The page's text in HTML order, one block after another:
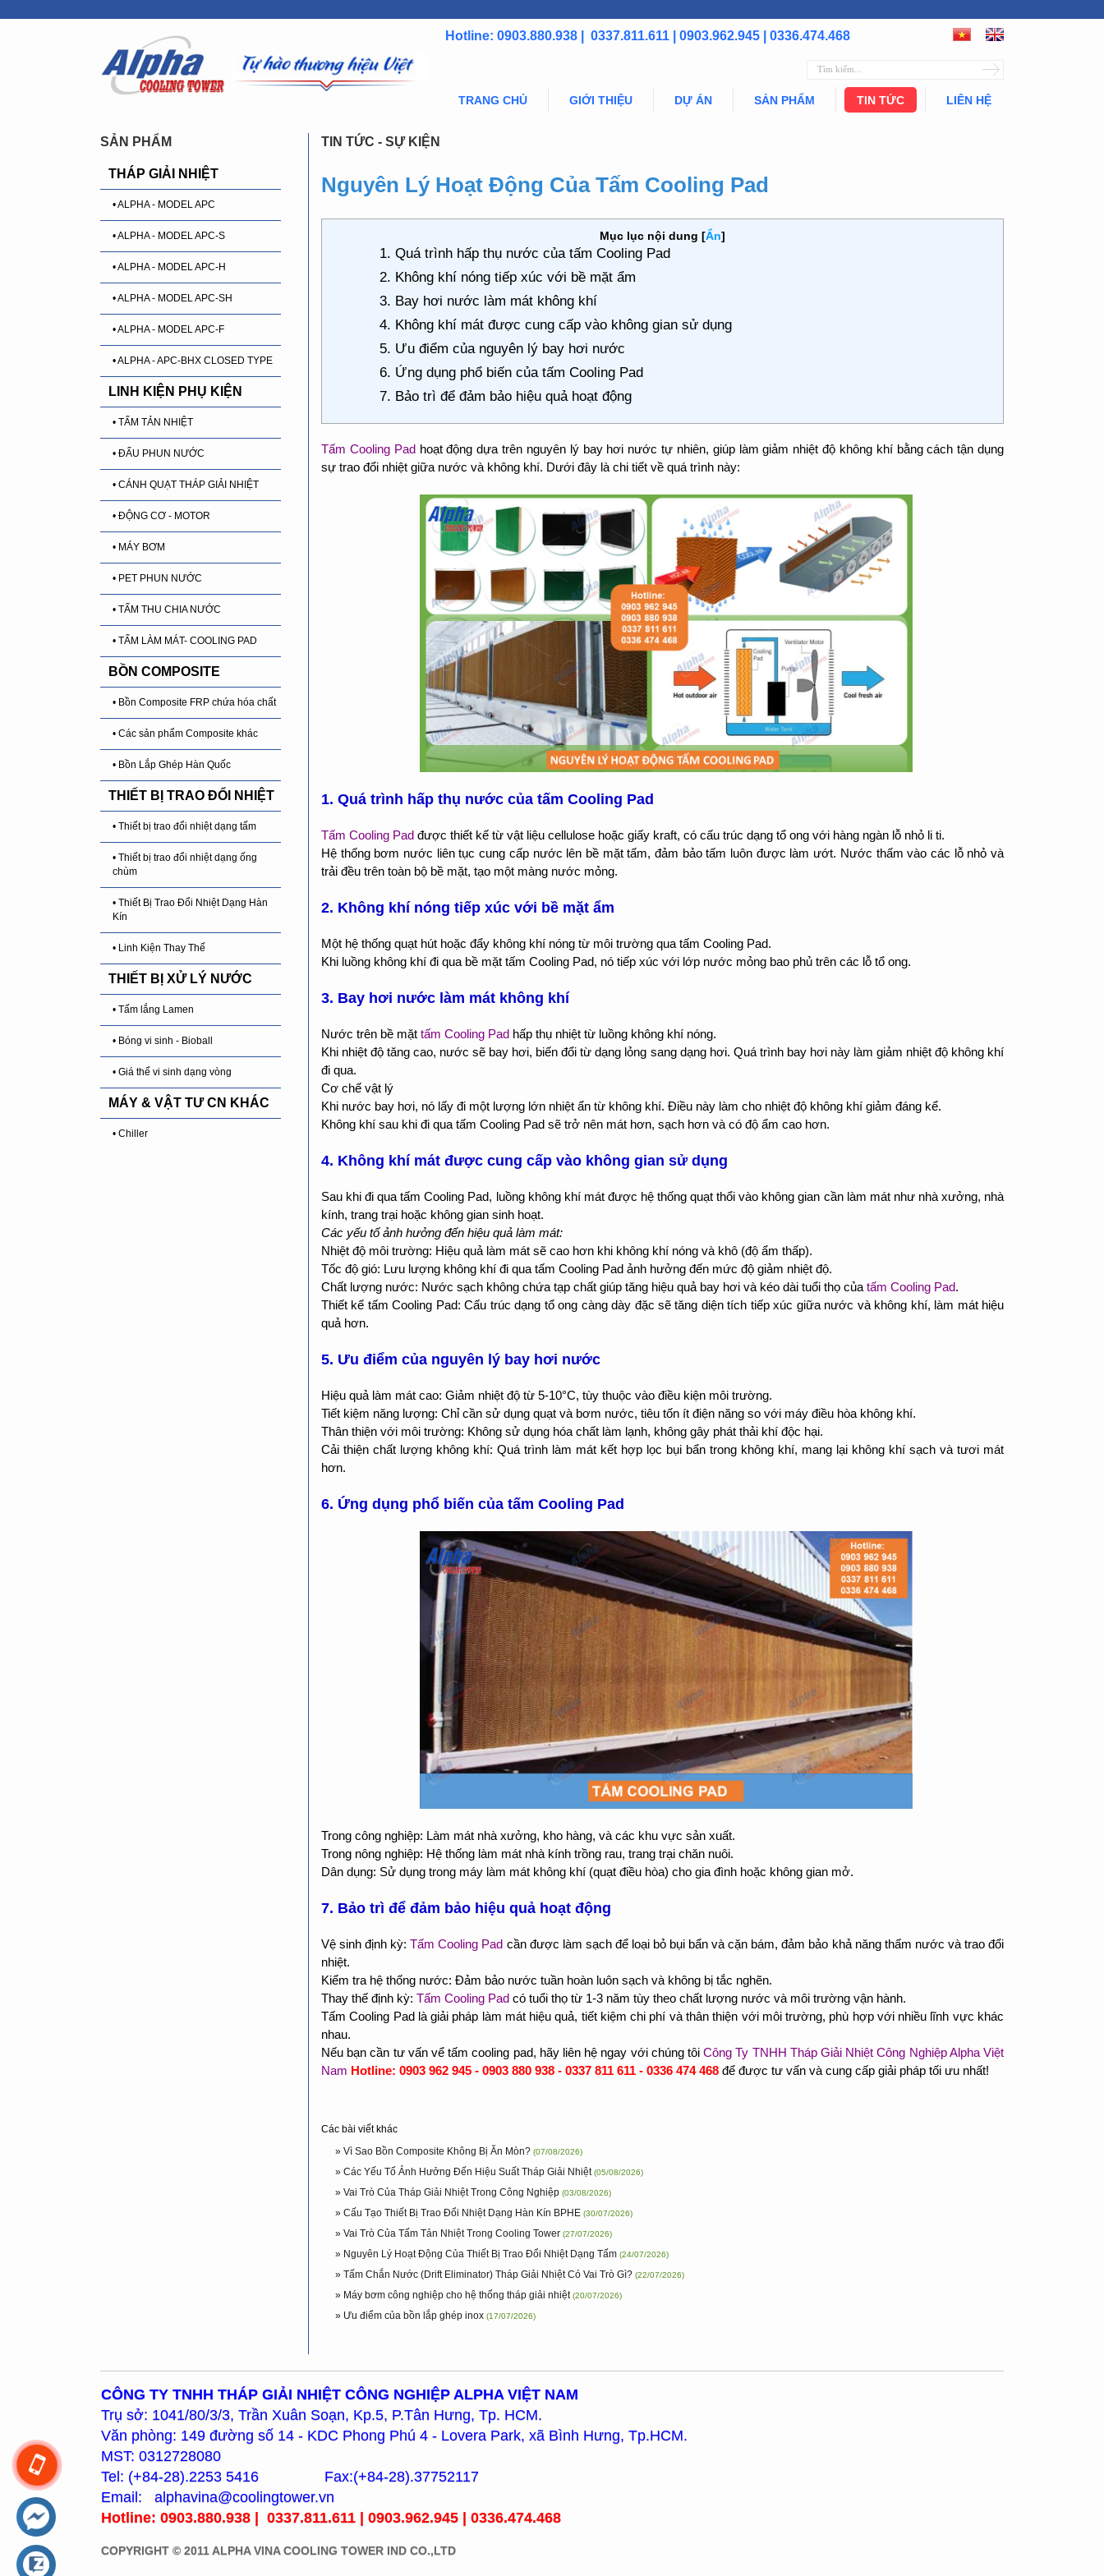
Hotline: 0903.880.938 | 0337.811.611 | 0903.962.945 | 0336.474.468
TRANG CHỦ GIỚI THIỆU DỰ ÁN SẢN PHẨM TIN TỨC LIÊN HỆ
TIN TỨC - SỰ KIỆN
Nguyên Lý Hoạt Động Của Tấm Cooling Pad
Mục lục nội dung [Ẩn]
1. Quá trình hấp thụ nước của tấm Cooling Pad
2. Không khí nóng tiếp xúc với bề mặt ẩm
3. Bay hơi nước làm mát không khí
4. Không khí mát được cung cấp vào không gian sử dụng
5. Ưu điểm của nguyên lý bay hơi nước
6. Ứng dụng phổ biến của tấm Cooling Pad
7. Bảo trì để đảm bảo hiệu quả hoạt động
Tấm Cooling Padhoạt động dựa trên nguyên lý bay hơi nước tự nhiên, giúp làm giảm nhiệt độ không khí bằng cách tận dụng
sự trao đổi nhiệt giữa nước và không khí. Dưới đây là chi tiết về quá trình này:
1. Quá trình hấp thụ nước của tấm Cooling Pad
Tấm Cooling Pad được thiết kế từ vật liệu cellulose hoặc giấy kraft, có cấu trúc dạng tổ ong với hàng ngàn lỗ nhỏ li ti.
Hệ thống bơm nước liên tục cung cấp nước lên bề mặt tấm, đảm bảo tấm luôn được làm ướt. Nước thấm vào các lỗ nhỏ và
trải đều trên toàn bộ bề mặt, tạo một màng nước mỏng.
2. Không khí nóng tiếp xúc với bề mặt ẩm
Một hệ thống quạt hút hoặc đẩy không khí nóng từ môi trường qua tấm Cooling Pad.
Khi luồng không khí đi qua bề mặt tấm Cooling Pad, nó tiếp xúc với lớp nước mỏng bao phủ trên các lỗ tổ ong.
3. Bay hơi nước làm mát không khí
Nước trên bề mặt tấm Cooling Pad hấp thụ nhiệt từ luồng không khí nóng.
Khi nhiệt độ tăng cao, nước sẽ bay hơi, biến đổi từ dạng lỏng sang dạng hơi. Quá trình bay hơi này làm giảm nhiệt độ không khí
đi qua.
Cơ chế vật lý
Khi nước bay hơi, nó lấy đi một lượng lớn nhiệt ẩn từ không khí. Điều này làm cho nhiệt độ không khí giảm đáng kể.
Không khí sau khi đi qua tấm Cooling Pad sẽ trở nên mát hơn, sạch hơn và có độ ẩm cao hơn.
4. Không khí mát được cung cấp vào không gian sử dụng
Sau khi đi qua tấm Cooling Pad, luồng không khí mát được hệ thống quạt thổi vào không gian cần làm mát như nhà xưởng, nhà
kính, trang trại hoặc không gian sinh hoạt.
Các yếu tố ảnh hưởng đến hiệu quả làm mát:
Nhiệt độ môi trường: Hiệu quả làm mát sẽ cao hơn khi không khí nóng và khô (độ ẩm thấp).
Tốc độ gió: Lưu lượng không khí đi qua tấm Cooling Pad ảnh hưởng đến mức độ giảm nhiệt độ.
Chất lượng nước: Nước sạch không chứa tạp chất giúp tăng hiệu quả bay hơi và kéo dài tuổi thọ của tấm Cooling Pad.
Thiết kế tấm Cooling Pad: Cấu trúc dạng tổ ong càng dày đặc sẽ tăng diện tích tiếp xúc giữa nước và không khí, làm mát hiệu
quả hơn.
5. Ưu điểm của nguyên lý bay hơi nước
Hiệu quả làm mát cao: Giảm nhiệt độ từ 5-10°C, tùy thuộc vào điều kiện môi trường.
Tiết kiệm năng lượng: Chỉ cần sử dụng quạt và bơm nước, tiêu tốn ít điện năng so với máy điều hòa không khí.
Thân thiện với môi trường: Không sử dụng hóa chất làm lạnh, không gây phát thải khí độc hại.
Cải thiện chất lượng không khí: Quá trình làm mát kết hợp lọc bụi bẩn trong không khí, mang lại không khí sạch và tươi mát
hơn.
6. Ứng dụng phổ biến của tấm Cooling Pad
Trong công nghiệp: Làm mát nhà xưởng, kho hàng, và các khu vực sản xuất.
Trong nông nghiệp: Hệ thống làm mát nhà kính trồng rau, trang trại chăn nuôi.
Dân dụng: Sử dụng trong máy làm mát không khí (quạt điều hòa) cho gia đình hoặc không gian mở.
7. Bảo trì để đảm bảo hiệu quả hoạt động
Vệ sinh định kỳ:Tấm Cooling Pad cần được làm sạch để loại bỏ bụi bẩn và cặn bám, đảm bảo khả năng thấm nước và trao đổi
nhiệt.
Kiểm tra hệ thống nước: Đảm bảo nước tuần hoàn luôn sạch và không bị tắc nghẽn.
Thay thế định kỳ: Tấm Cooling Pad có tuổi thọ từ 1-3 năm tùy theo chất lượng nước và môi trường vận hành.
Tấm Cooling Pad là giải pháp làm mát hiệu quả, tiết kiệm chi phí và thân thiện với môi trường, phù hợp với nhiều lĩnh vực khác
nhau.
Nếu bạn cần tư vấn vể tấm cooling pad, hãy liên hệ ngay với chúng tôiCông Ty TNHH Tháp Giải Nhiệt Công Nghiệp Alpha Việt
Nam Hotline: 0903 962 945 - 0903 880 938 - 0337 811 611 - 0336 474 468 để được tư vấn và cung cấp giải pháp tối ưu nhất!
Các bài viết khác
» Vì Sao Bồn Composite Không Bị Ăn Mòn? (07/08/2026)
» Các Yếu Tố Ảnh Hưởng Đến Hiệu Suất Tháp Giải Nhiệt(05/08/2026)
» Vai Trò Của Tháp Giải Nhiệt Trong Công Nghiệp (03/08/2026)
» Cấu Tạo Thiết Bị Trao Đổi Nhiệt Dạng Hàn Kín BPHE (30/07/2026)
» Vai Trò Của Tấm Tản Nhiệt Trong Cooling Tower (27/07/2026)
» Nguyên Lý Hoạt Động Của Thiết Bị Trao Đổi Nhiệt Dạng Tấm (24/07/2026)
» Tấm Chắn Nước (Drift Eliminator) Tháp Giải Nhiệt Có Vai Trò Gì? (22/07/2026)
» Máy bơm công nghiệp cho hệ thống tháp giải nhiệt(20/07/2026)
» Ưu điểm của bồn lắp ghép inox (17/07/2026)
SẢN PHẨM
THÁP GIẢI NHIỆT
• ALPHA - MODEL APC
• ALPHA - MODEL APC-S
• ALPHA - MODEL APC-H
• ALPHA - MODEL APC-SH
• ALPHA - MODEL APC-F
• ALPHA - APC-BHX CLOSED TYPE
LINH KIỆN PHỤ KIỆN
• TẤM TẢN NHIỆT
• ĐẤU PHUN NƯỚC
• CÁNH QUẠT THÁP GIẢI NHIỆT
• ĐỘNG CƠ - MOTOR
• MÁY BƠM
• PET PHUN NƯỚC
• TẤM THU CHIA NƯỚC
• TẤM LÀM MÁT- COOLING PAD
BỒN COMPOSITE
• Bồn Composite FRP chứa hóa chất
• Các sản phẩm Composite khác
• Bồn Lắp Ghép Hàn Quốc
THIẾT BỊ TRAO ĐỔI NHIỆT
• Thiết bị trao đổi nhiệt dạng tấm
• Thiết bị trao đổi nhiệt dạng ống
chùm
• Thiết Bị Trao Đổi Nhiệt Dạng Hàn
Kín
• Linh Kiện Thay Thế
THIẾT BỊ XỬ LÝ NƯỚC
• Tấm lắng Lamen
• Bóng vi sinh - Bioball
• Giá thể vi sinh dạng vòng
MÁY & VẬT TƯ CN KHÁC
• Chiller
CÔNG TY TNHH THÁP GIẢI NHIỆT CÔNG NGHIỆP ALPHA VIỆT NAM
Trụ sở: 1041/80/3/3, Trần Xuân Soạn, Kp.5, P.Tân Hưng, Tp. HCM.
Văn phòng: 149 đường số 14 - KDC Phong Phú 4 - Lovera Park, xã Bình Hưng, Tp.HCM.
MST: 0312728080
Tel: (+84-28).2253 5416 Fax:(+84-28).37752117
Email: alphavina@coolingtower.vn
Hotline: 0903.880.938 | 0337.811.611 | 0903.962.945 | 0336.474.468
COPYRIGHT © 2011 ALPHA VINA COOLING TOWER IND CO.,LTD